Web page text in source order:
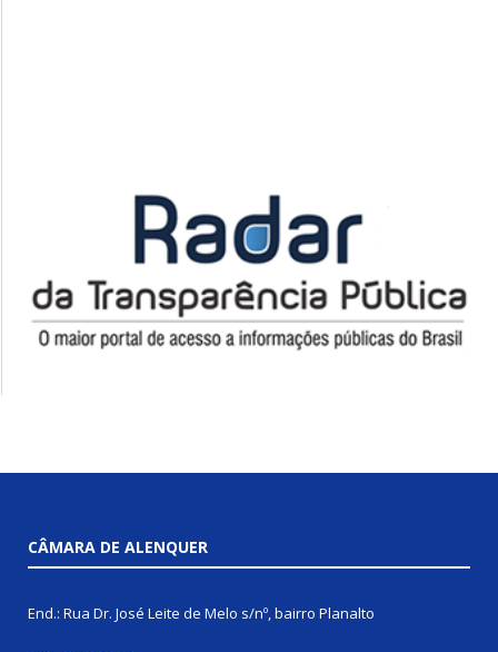
CÂMARA DE ALENQUER
End.: Rua Dr. José Leite de Melo s/nº, bairro Planalto